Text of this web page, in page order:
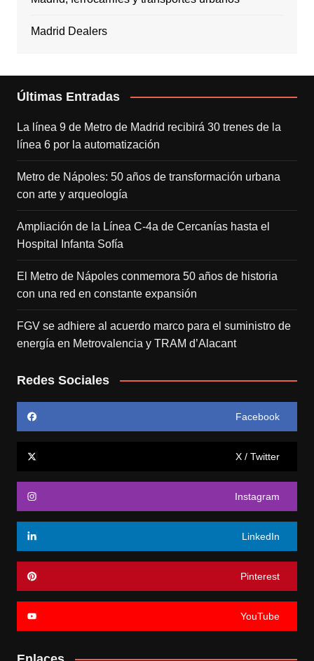
Madrid Dealers
Últimas Entradas
La línea 9 de Metro de Madrid recibirá 30 trenes de la
línea 6 por la automatización
Metro de Nápoles: 50 años de transformación urbana
con arte y arqueología
Ampliación de la Línea C-4a de Cercanías hasta el
Hospital Infanta Sofía
El Metro de Nápoles conmemora 50 años de historia
con una red en constante expansión
FGV se adhiere al acuerdo marco para el suministro de
energía en Metrovalencia y TRAM d’Alacant
Redes Sociales
Facebook
X / Twitter
Instagram
LinkedIn
Pinterest
YouTube